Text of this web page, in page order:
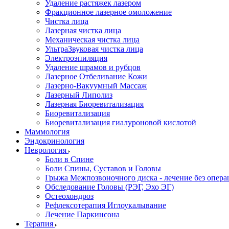
Удаление растяжек лазером
Фракционное лазерное омоложение
Чистка лица
Лазерная чистка лица
Механическая чистка лица
УльтраЗвуковая чистка лица
Электроэпиляция
Удаление шрамов и рубцов
Лазерное Отбеливание Кожи
Лазерно-Вакуумный Массаж
Лазерный Липолиз
Лазерная Биоревитализация
Биоревитализация
Биоревитализация гиалуроновой кислотой
Маммология
Эндокринология
Неврология
Боли в Cпине
Боли Спины, Суставов и Головы
Грыжа Межпозвоночного диска - лечение без
Обследование Головы (РЭГ, Эхо ЭГ)
Остеохондроз
Рефлексотерапия Иглоукалывание
Лечение Паркинсона
Терапия